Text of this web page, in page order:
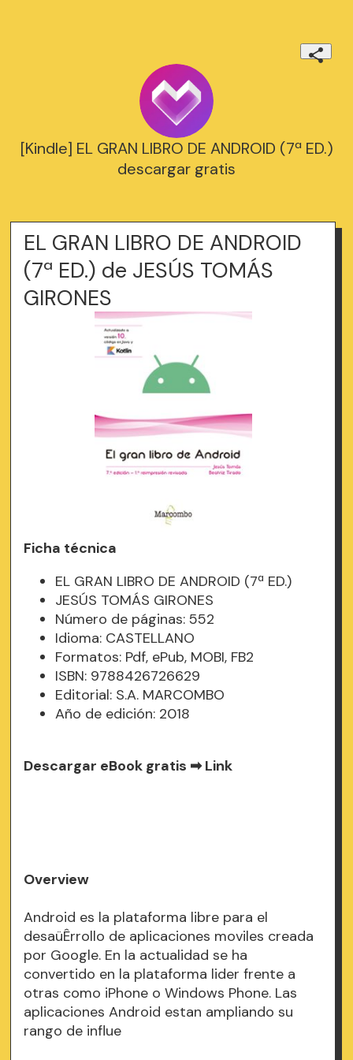
[Kindle] EL GRAN LIBRO DE ANDROID (7ª ED.)
descargar gratis
EL GRAN LIBRO DE ANDROID
(7ª ED.) de JESÚS TOMÁS
GIRONES
Ficha técnica
EL GRAN LIBRO DE ANDROID (7ª ED.)
JESÚS TOMÁS GIRONES
Número de páginas: 552
Idioma: CASTELLANO
Formatos: Pdf, ePub, MOBI, FB2
ISBN: 9788426726629
Editorial: S.A. MARCOMBO
Año de edición: 2018
Descargar eBook gratis ➡Link
Overview
Android es la plataforma libre para el
desaüÊrrollo de aplicaciones moviles creada
por Google. En la actualidad se ha
convertido en la plataforma lider frente a
otras como iPhone o Windows Phone. Las
aplicaciones Android estan ampliando su
rango de influe